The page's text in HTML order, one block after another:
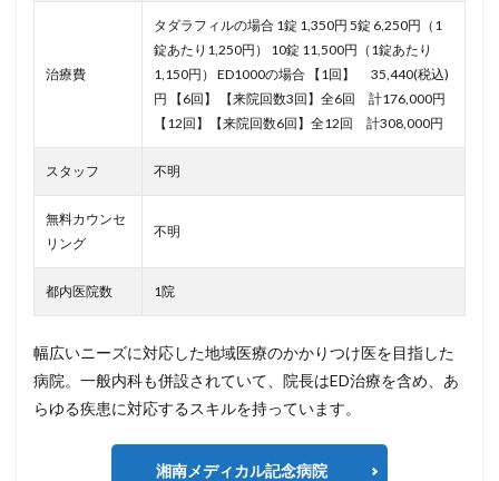
治療費
タダラフィルの場合 1錠 1,350円 5錠 6,250円（1
錠あたり1,250円） 10錠 11,500円（1錠あたり
1,150円） ED1000の場合
【1回】 35,440(税込)
円
【6回】 【来院回数3回】全6回 計176,000円
【12回】【来院回数6回】全12回 計308,000円
スタッフ 不明
無料カウンセ
リング
不明
都内医院数 1院
幅広いニーズに対応した地域医療のかかりつけ医を目指した
病院。一般内科も併設されていて、院長はED治療を含め、あ
らゆる疾患に対応するスキルを持っています。
湘南メディカル記念病院